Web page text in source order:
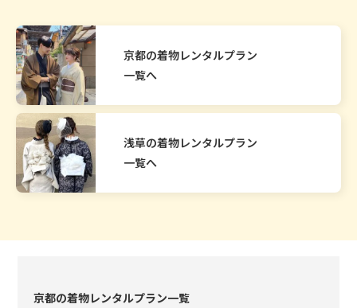
京都の着物レンタルプラン
一覧へ
浅草の着物レンタルプラン
一覧へ
京都の着物レンタルプラン一覧